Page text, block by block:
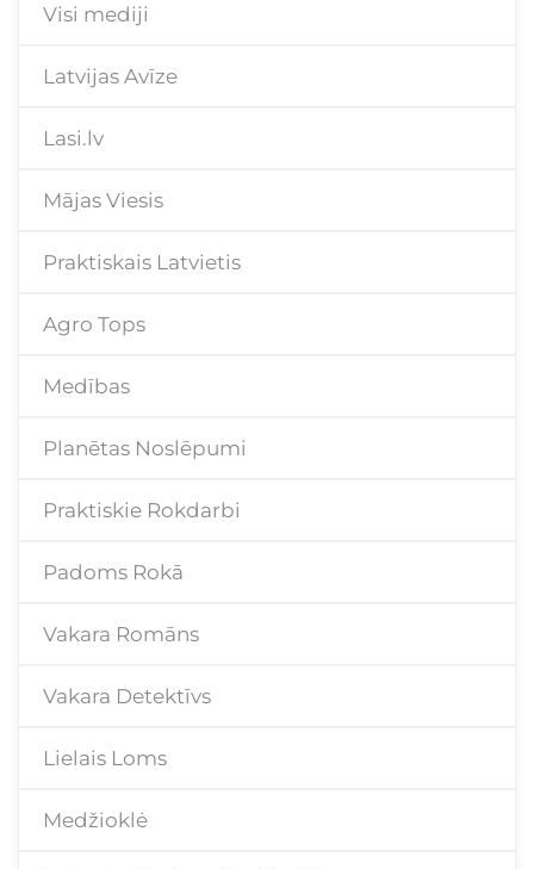
Visi mediji
Latvijas Avīze
Lasi.lv
Mājas Viesis
Praktiskais Latvietis
Agro Tops
Medības
Planētas Noslēpumi
Praktiskie Rokdarbi
Padoms Rokā
Vakara Romāns
Vakara Detektīvs
Lielais Loms
Medžioklė